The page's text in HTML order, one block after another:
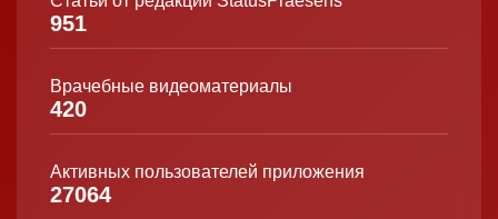
951
Врачебные видеоматериалы
420
Активных пользователей приложения
27064